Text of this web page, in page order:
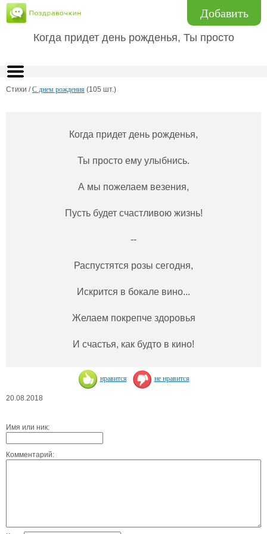
Добавить
Когда придет день рожденья, Ты просто
Стихи /С днем рождения (105 шт.)
Когда придет день рожденья,
Ты просто ему улыбнись.
А мы пожелаем везения,
Пусть будет счастливою жизнь!
--
Распустятся розы сегодня,
Искрится в бокале вино...
Желаем покрепче здоровья
И счастья, как будто в кино!
нравится не нравится
20.08.2018
Имя или ник:
Комментарий: